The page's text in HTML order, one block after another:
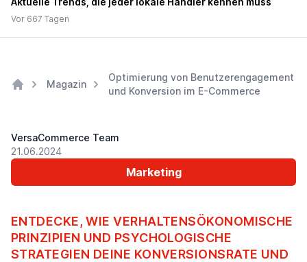
Vor 667 Tagen
Magazin
Optimierung von Benutzerengagement
und Konversion im E-Commerce
Marketing
VersaCommerce Team
21.06.2024
ENTDECKE, WIE VERHALTENSÖKONOMISCHE
PRINZIPIEN UND PSYCHOLOGISCHE
STRATEGIEN DEINE KONVERSIONSRATE UND